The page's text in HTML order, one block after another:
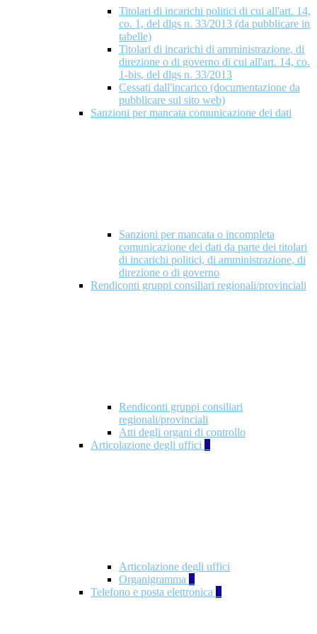
Titolari di incarichi politici di cui all'art. 14,
co. 1, del dlgs n. 33/2013 (da pubblicare in
tabelle)
Titolari di incarichi di amministrazione, di
direzione o di governo di cui all'art. 14, co.
1-bis, del dlgs n. 33/2013
Cessati dall'incarico (documentazione da
pubblicare sul sito web)
Sanzioni per mancata comunicazione dei dati
Sanzioni per mancata o incompleta
comunicazione dei dati da parte dei titolari
di incarichi politici, di amministrazione, di
direzione o di governo
Rendiconti gruppi consiliari regionali/provinciali
Rendiconti gruppi consiliari
regionali/provinciali
Atti degli organi di controllo
Articolazione degli uffici 9
Articolazione degli uffici
Organigramma 1
Telefono e posta elettronica 1